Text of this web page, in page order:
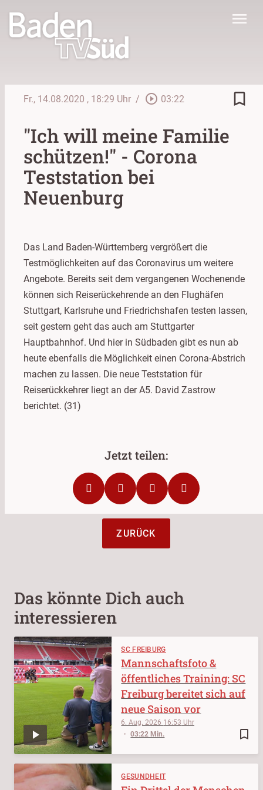
menu
Fr., 14.08.2020 , 18:29 Uhr / play_circle_outline 03:22 bookmark_border
"Ich will meine Familie
schützen!" - Corona
Teststation bei
Neuenburg
Das Land Baden-Württemberg vergrößert die
Testmöglichkeiten auf das Coronavirus um weitere
Angebote. Bereits seit dem vergangenen Wochenende
können sich Reiserückehrende an den Flughäfen
Stuttgart, Karlsruhe und Friedrichshafen testen lassen,
seit gestern geht das auch am Stuttgarter
Hauptbahnhof. Und hier in Südbaden gibt es nun ab
heute ebenfalls die Möglichkeit einen Corona-Abstrich
machen zu lassen. Die neue Teststation für
Reiserückkehrer liegt an der A5. David Zastrow
berichtet. (31)
ZURÜCK
Das könnte Dich auch
interessieren
SC FREIBURG
bookmark_border
6. Aug. 2026 16:53
03:22 Min.
Mannschaftsfoto &
öffentliches Training: SC
Freiburg bereitet sich auf
neue Saison vor
GESUNDHEIT